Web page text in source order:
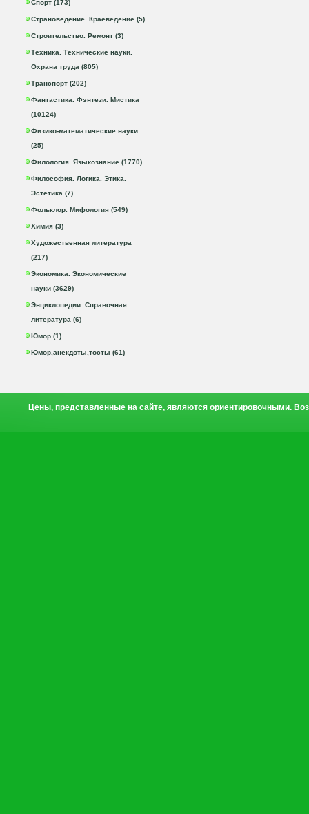
Спорт (173)
Страноведение. Краеведение (5)
Строительство. Ремонт (3)
Техника. Технические науки.
Охрана труда (805)
Транспорт (202)
Фантастика. Фэнтези. Мистика
(10124)
Физико-математические науки
(25)
Филология. Языкознание (1770)
Философия. Логика. Этика.
Эстетика (7)
Фольклор. Мифология (549)
Химия (3)
Художественная литература
(217)
Экономика. Экономические
науки (3629)
Энциклопедии. Справочная
литература (6)
Юмор (1)
Юмор,анекдоты,тосты (61)
Цены, представленные на сайте, являются ориентировочными.